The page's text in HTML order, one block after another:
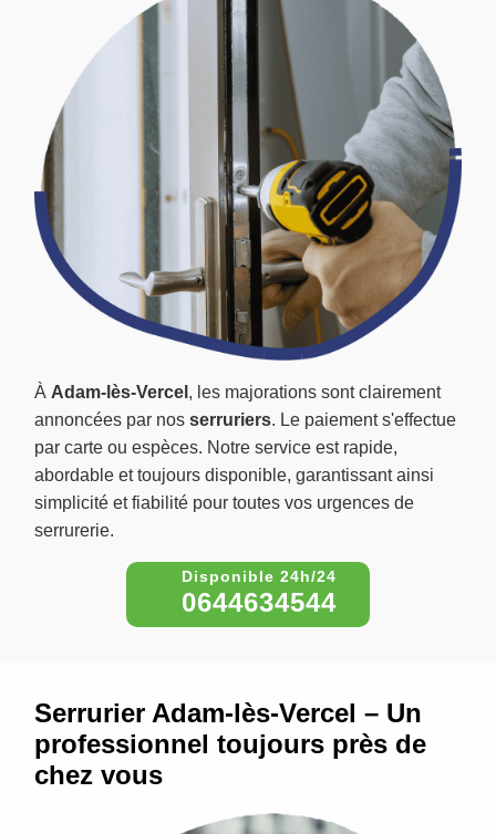
À Adam-lès-Vercel , les majorations sont clairement
annoncées par nos serruriers. Le paiement s'effectue
par carte ou espèces. Notre service est rapide,
abordable et toujours disponible, garantissant ainsi
simplicité et fiabilité pour toutes vos urgences de
serrurerie.
0644634544
Serrurier Adam-lès-Vercel – Un
professionnel toujours près de
chez vous